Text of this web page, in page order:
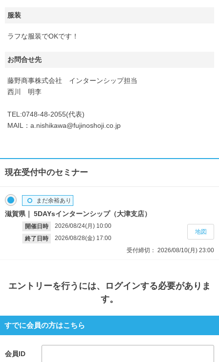
服装
ラフな服装でOKです！
お問合せ先
藤野商事株式会社 インターンシップ担当
西川 明李
TEL:0748-48-2055(代表)
MAIL：a.nishikawa@fujinoshoji.co.jp
現在受付中のセミナー
滋賀県 5DAYsインターンシップ（大津支店）
開催日時 2026/08/24(月) 10:00
終了日時
2026/08/28(金) 17:00
まだ余裕あり
受付締切： 2026/08/10(月) 23:00
地図
エントリーを行うには、ログインする必要がありま
す。
すでに会員の方はこちら
会員ID